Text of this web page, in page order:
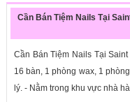
Cần Bán Tiệm Nails Tại
Cần Bán Tiệm Nails Tại
16 bàn, 1 phòng wax, 1
lý. - Nằm trong khu vực nhà